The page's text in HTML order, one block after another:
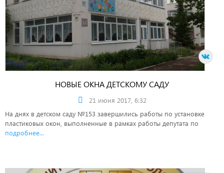
НОВЫЕ ОКНА ДЕТСКОМУ САДУ
21 июня 2017, 6:32
На днях в детском саду №153 завершились работы по установке
пластиковых окон, выполненные в рамках работы депутата по
подробнее...